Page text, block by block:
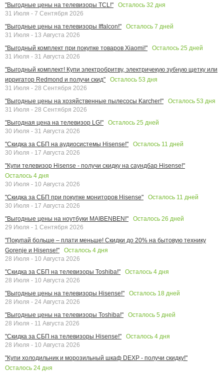
"Выгодные цены на телевизоры TCL!"
Осталось 32 дня
31 Июля - 7 Сентября 2026
"Выгодные цены на телевизоры Iffalcon!"
Осталось 7 дней
31 Июля - 13 Августа 2026
"Выгодный комплект при покупке товаров Xiaomi!"
Осталось 25 дней
31 Июля - 31 Августа 2026
"Выгодный комплект! Купи электробритву, электричекую зубную щетку или
ирригатор Redmond и получи скид"
Осталось 53 дня
31 Июля - 28 Сентября 2026
"Выгодные цены на хозяйственные пылесосы Karcher!"
Осталось 53 дня
31 Июля - 28 Сентября 2026
"Выгодная цена на телевизор LG!"
Осталось 25 дней
30 Июля - 31 Августа 2026
"Скидка за СБП на аудиосистемы Hisense!"
Осталось 11 дней
30 Июля - 17 Августа 2026
"Купи телевизор Hisense - получи скидку на саундбар Hisense!"
Осталось 4 дня
30 Июля - 10 Августа 2026
"Скидка за СБП при покупке мониторов Hisense"
Осталось 11 дней
30 Июля - 17 Августа 2026
"Выгодные цены на ноутбуки MAIBENBEN!"
Осталось 26 дней
29 Июля - 1 Сентября 2026
"Покупай больше – плати меньше! Скидки до 20% на бытовую технику
Gorenje и Hisense!"
Осталось 4 дня
28 Июля - 10 Августа 2026
"Скидка за СБП на телевизоры Toshiba!"
Осталось 4 дня
28 Июля - 10 Августа 2026
"Выгодные цены на телевизоры Hisense!"
Осталось 18 дней
28 Июля - 24 Августа 2026
"Выгодные цены на телевизоры Toshiba!"
Осталось 5 дней
28 Июля - 11 Августа 2026
"Скидка за СБП на телевизоры Hisense!"
Осталось 4 дня
28 Июля - 10 Августа 2026
"Купи холодильник и морозильный шкаф DEXP - получи скидку!"
Осталось 24 дня